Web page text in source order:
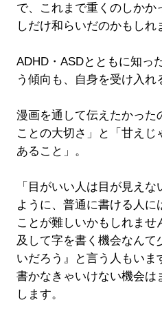
で、これまで重くのしかか
しだけ和らいだのかもしれ
ADHD・ASDとともに知っ
う傾向も、自身を受け入れ
漫画を通して伝えたかった
ことの大切さ」と「甘え
あること」。
「目がいい人は目が見え
ように、普通に書ける人に
ことが難しいかもしれま
及して字を書く機会なんて
いだろう』と言う人もいま
書かなきゃいけない機会は
します。